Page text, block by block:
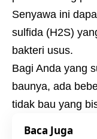
Senyawa ini
sulfida (H2S)
bakteri usus.
Bagi Anda yang
baunya, ada
tidak bau yang
Baca Juga